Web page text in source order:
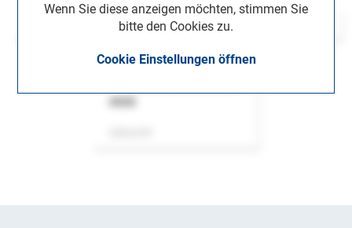
Wenn Sie diese anzeigen möchten, stimmen Sie
bitte den Cookies zu.
Cookie Einstellungen öffnen